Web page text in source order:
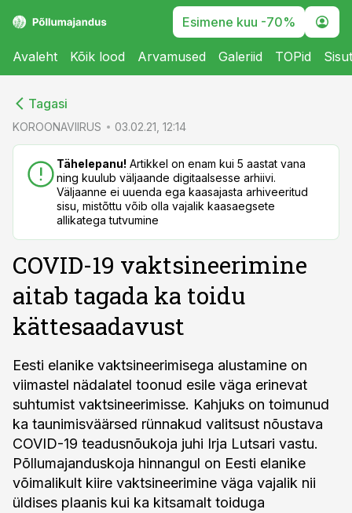
Esimene kuu -70%
Avaleht Kõik lood Arvamused Galeriid TOPid
Tagasi
KOROONAVIIRUS 03.02.21, 12:14
Tähelepanu! Artikkel on enam kui 5 aastat vana
ning kuulub väljaande digitaalsesse arhiivi.
Väljaanne ei uuenda ega kaasajasta arhiveeritud
sisu, mistõttu võib olla vajalik kaasaegsete
allikatega tutvumine
COVID-19 vaktsineerimine
aitab tagada ka toidu
kättesaadavust
Eesti elanike vaktsineerimisega alustamine on
viimastel nädalatel toonud esile väga erinevat
suhtumist vaktsineerimisse. Kahjuks on toimunud
ka taunimisväärsed rünnakud valitsust nõustava
COVID-19 teadusnõukoja juhi Irja Lutsari vastu.
Põllumajanduskoja hinnangul on Eesti elanike
võimalikult kiire vaktsineerimine väga vajalik nii
üldises plaanis kui ka kitsamalt toiduga